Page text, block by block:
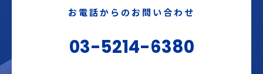
お電話からのお問い合わせ
03-5214-6380